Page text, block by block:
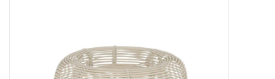
Kaarsenhouders